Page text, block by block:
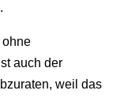
ohne
auch der
weil das